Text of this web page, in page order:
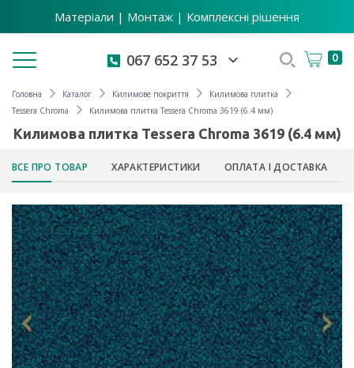
Матеріали | Монтаж | Комплексні рішення
Toggle navigation 067 652 37 53 0
Головна Каталог Килимове покриття
Килимова плитка
Tessera Chroma
Килимова плитка Tessera Chroma 3619 (6.4 мм)
Килимова плитка Tessera Chroma 3619 (6.4 мм)
ВСЕ ПРО ТОВАР ХАРАКТЕРИСТИКИ ОПЛАТА І ДОСТАВКА